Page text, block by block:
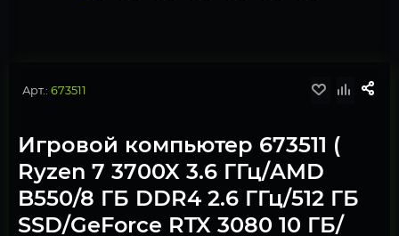
Арт.: 673511
Игровой компьютер 673511 (
Ryzen 7 3700X 3.6 ГГц/AMD
B550/8 ГБ DDR4 2.6 ГГц/512 ГБ
SSD/GeForce RTX 3080 10 ГБ/